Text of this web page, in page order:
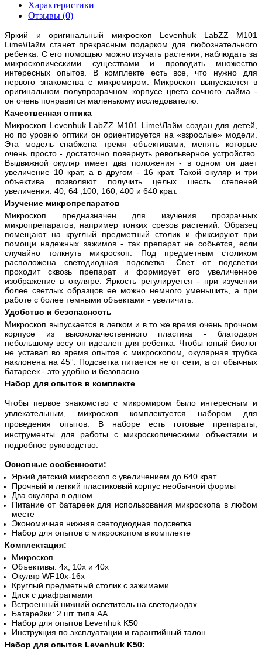
Характеристики
Отзывы (0)
Яркий и оригинальный микроскоп Levenhuk LabZZ M101
Lime\Лайм станет прекрасным подарком для любознательного
ребенка. С его помощью можно изучать растения, наблюдать за
микроскопическими существами и проводить множество
интересных опытов. В комплекте есть все, что нужно для
первого знакомства с микромиром. Микроскоп выпускается в
оригинальном полупрозрачном корпусе цвета сочного лайма -
он очень понравится маленькому исследователю.
Качественная оптика
Микроскоп Levenhuk LabZZ M101 Lime\Лайм создан для детей,
но по уровню оптики он ориентируется на «взрослые» модели.
Эта модель снабжена тремя объективами, менять которые
очень просто - достаточно повернуть револьверное устройство.
Выдвижной окуляр имеет два положения - в одном он дает
увеличение 10 крат, а в другом - 16 крат. Такой окуляр и три
объектива позволяют получить целых шесть степеней
увеличения: 40, 64 ,100, 160, 400 и 640 крат.
Изучение микропрепаратов
Микроскоп предназначен для изучения прозрачных
микропрепаратов, например тонких срезов растений. Образец
помещают на круглый предметный столик и фиксируют при
помощи надежных зажимов - так препарат не собьется, если
случайно толкнуть микроскоп. Под предметным столиком
расположена светодиодная подсветка. Свет от подсветки
проходит сквозь препарат и формирует его увеличенное
изображение в окуляре. Яркость регулируется - при изучении
более светлых образцов ее можно немного уменьшить, а при
работе с более темными объектами - увеличить.
Удобство и безопасность
Микроскоп выпускается в легком и в то же время очень прочном
корпусе из высококачественного пластика - благодаря
небольшому весу он идеален для ребенка. Чтобы юный биолог
не уставал во время опытов с микроскопом, окулярная трубка
наклонена на 45°. Подсветка питается не от сети, а от обычных
батареек - это удобно и безопасно.
Набор для опытов в комплекте
Чтобы первое знакомство с микромиром было интересным и
увлекательным, микроскоп комплектуется набором для
проведения опытов. В наборе есть готовые препараты,
инструменты для работы с микроскопическими объектами и
подробное руководство.
Основные особенности:
Яркий детский микроскоп с увеличением до 640 крат
Прочный и легкий пластиковый корпус необычной формы
Два окуляра в одном
Питание от батареек для использования микроскопа в любом
месте
Экономичная нижняя светодиодная подсветка
Набор для опытов с микроскопом в комплекте
Комплектация:
Микроскоп
Объективы: 4х, 10х и 40х
Окуляр WF10x-16x
Круглый предметный столик с зажимами
Диск с диафрагмами
Встроенный нижний осветитель на светодиодах
Батарейки: 2 шт. типа АА
Набор для опытов Levenhuk K50
Инструкция по эксплуатации и гарантийный талон
Набор для опытов Levenhuk K50: